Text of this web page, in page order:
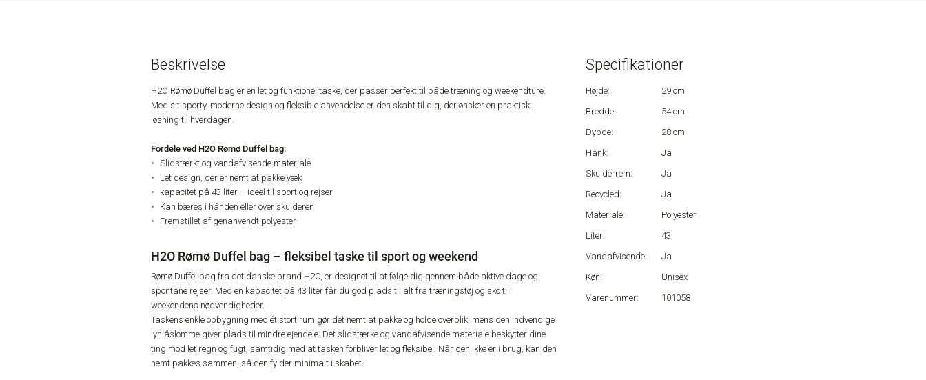
Beskrivelse
H2O Rømø Duffel bag er en let og funktionel taske, der passer perfekt til både træning og weekendture.
Med sit sporty, moderne design og fleksible anvendelse er den skabt til dig, der ønsker en praktisk
løsning til hverdagen.
Fordele ved H2O Rømø Duffel bag:
Slidstærkt og vandafvisende materiale
Let design, der er nemt at pakke væk
kapacitet på 43 liter – ideel til sport og rejser
Kan bæres i hånden eller over skulderen
Fremstillet af genanvendt polyester
H2O Rømø Duffel bag – fleksibel taske til sport og weekend
Rømø Duffel bag fra det danske brand H2O, er designet til at følge dig gennem både aktive dage og
spontane rejser. Med en kapacitet på 43 liter får du god plads til alt fra træningstøj og sko til
weekendens nødvendigheder.
Taskens enkle opbygning med ét stort rum gør det nemt at pakke og holde overblik, mens den indvendige
lynlåslomme giver plads til mindre ejendele. Det slidstærke og vandafvisende materiale beskytter dine
ting mod let regn og fugt, samtidig med at tasken forbliver let og fleksibel. Når den ikke er i brug, kan den
nemt pakkes sammen, så den fylder minimalt i skabet.
Specifikationer
Højde:
29 cm
Bredde:
54 cm
Dybde:
28 cm
Hank:
Ja
Skulderrem:
Ja
Recycled:
Ja
Materiale:
Polyester
Liter:
43
Vandafvisende:
Ja
Køn:
Unisex
Varenummer:
101058